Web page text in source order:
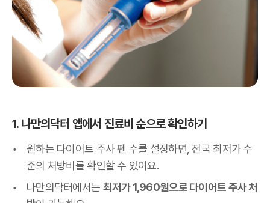
1. 나만의닥터 앱에서 진료비 순으로 확인하기
원하는 다이어트 주사 펜 수를 설정하면, 전국 최저가 수
준의 처방비를 확인할 수 있어요.
나만의닥터에서는 최저가 1,960원으로 다이어트 주사 처